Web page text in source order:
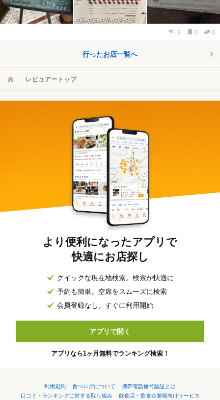
9 0 0
行ったお店一覧へ
レビュアートップ
より便利になったアプリで
快適にお店探し
クイックな現在地検索。検索が快適に
予約も簡単。空席をスムーズに検索
会員登録なし。すぐに利用開始
アプリで開く
アプリなら1ヶ月無料でランキング検索！
利用規約 食べログについて
携帯電話番号認証とは
口コミ・ランキングに対する取り組み
飲食店・飲食企業様向けサービス